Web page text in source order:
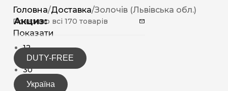
Акциз:
DUTY-FREE
Україна
Головна/Доставка/Золочів (Львівська обл.)
Показано всі 170 товарів
Показати
12
15
30